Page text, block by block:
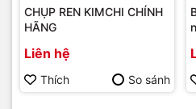
CHỤP REN KIMCHI CHÍNH
HÃNG
Liên hệ
Thích So sánh